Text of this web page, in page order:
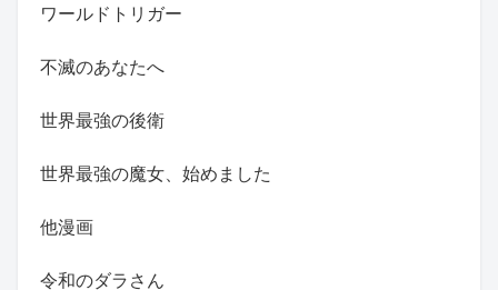
ワールドトリガー
不滅のあなたへ
世界最強の後衛
世界最強の魔女、始めました
他漫画
令和のダラさん